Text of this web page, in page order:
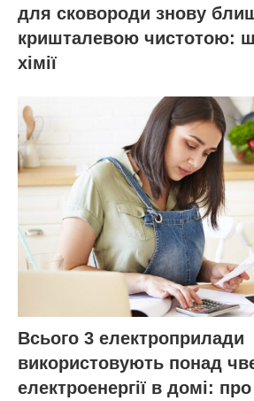
для сковороди знову
кришталевою чистотою:
хімії
Всього 3 електроприлади
використовують понад
електроенергії в домі: